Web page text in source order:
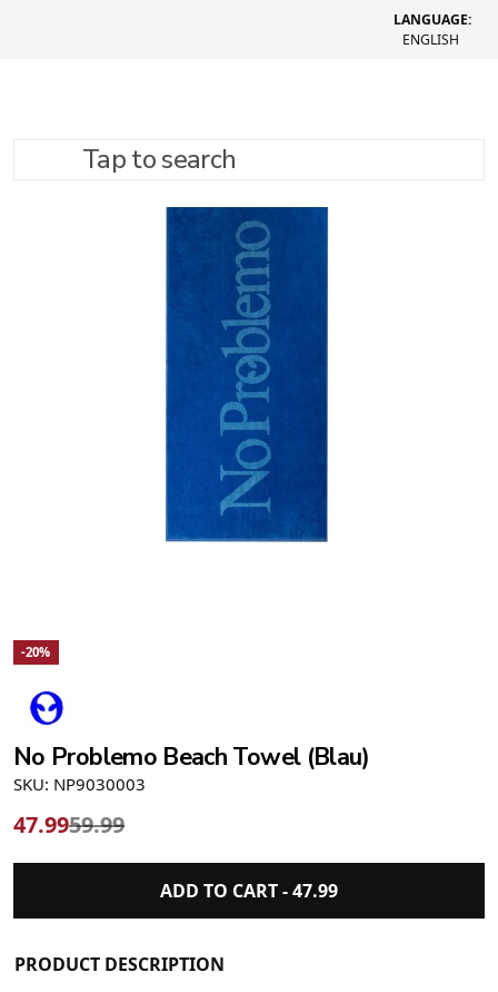
LANGUAGE:
ENGLISH
Tap to search
-20%
No Problemo Beach Towel (Blau)
SKU: NP9030003
47.9959.99
ADD TO CART -47.99
PRODUCT DESCRIPTION